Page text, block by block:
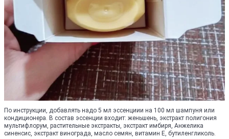
По инструкции, добавлять надо 5 мл эссенциии на 100 мл шампуня или
кондиционера. В состав эссенции входит: женьшень, экстракт полигония
мультифлорум, растительные экстракты, экстракт имбиря, Анжелика
синенсис, экстракт винограда, масло семян, витамин Е, бутиленгликоль.